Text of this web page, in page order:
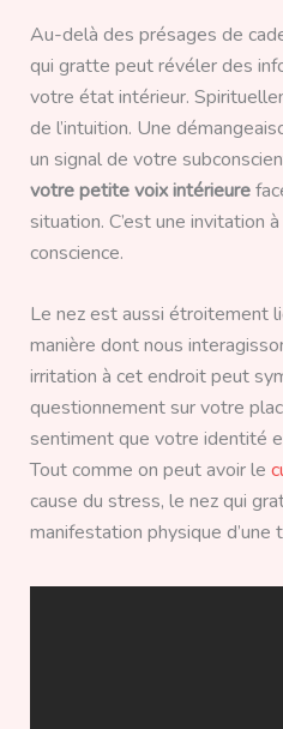
Au-delà des présages de
qui gratte peut révéler des
votre état intérieur.
de l’intuition. Une
un signal de votre
votre petite voix intérieure
situation. C’est une invitation
conscience.
Le nez est aussi étroitement
manière dont nous
irritation à cet endroit peut
questionnement sur votre
sentiment que votre identité
Tout comme on peut avoir le
cause du stress, le nez qui
manifestation physique d’une